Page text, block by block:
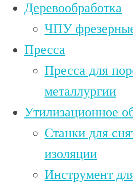
Деревообработка
ЧПУ
Пресса
Пресса для
металлургии
Утилизационное
Станки для
изоляции
Инструмент